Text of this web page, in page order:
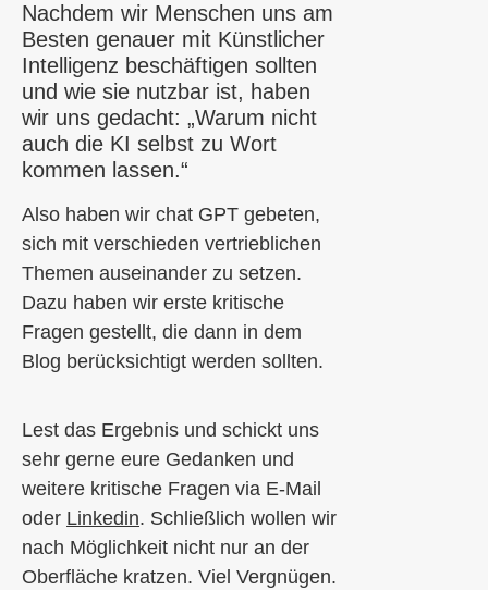
Nachdem wir Menschen uns am
Besten genauer mit Künstlicher
Intelligenz beschäftigen sollten
und wie sie nutzbar ist, haben
wir uns gedacht: „Warum nicht
auch die KI selbst zu Wort
kommen lassen.“
Also haben wir chat GPT gebeten,
sich mit verschieden vertrieblichen
Themen auseinander zu setzen.
Dazu haben wir erste kritische
Fragen gestellt, die dann in dem
Blog berücksichtigt werden sollten.
Lest das Ergebnis und schickt uns
sehr gerne eure Gedanken und
weitere kritische Fragen via E-Mail
oder Linkedin. Schließlich wollen wir
nach Möglichkeit nicht nur an der
Oberfläche kratzen. Viel Vergnügen.